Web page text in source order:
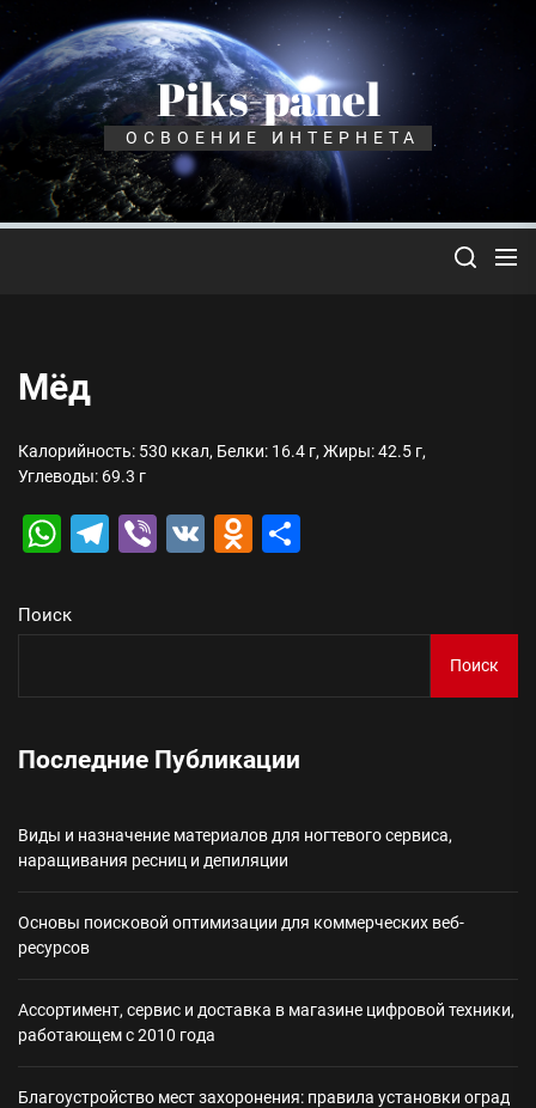
Перейти
содержимому
Piks-panel
ОСВОЕНИЕ ИНТЕРНЕТА
Мёд
Калорийность: 530 ккал, Белки: 16.4 г, Жиры: 42.5 г,
Углеводы: 69.3 г
WhatsApp
Telegram
Viber
VK Odnoklassniki
Поиск
Поиск
Последние Публикации
Виды и назначение материалов для ногтевого сервиса,
наращивания ресниц и депиляции
Основы поисковой оптимизации для коммерческих веб-
ресурсов
Ассортимент, сервис и доставка в магазине цифровой техники,
работающем с 2010 года
Благоустройство мест захоронения: правила установки оград